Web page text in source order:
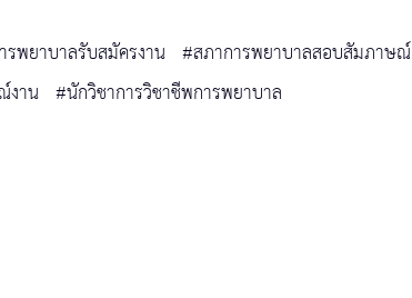
พยาบาลรับสมัครงาน #สภาการพยาบาลสอบสัมภาษณ์
งาน #นักวิชาการวิชาชีพการพยาบาล